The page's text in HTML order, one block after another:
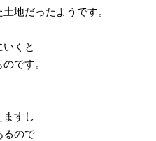
地だったようです。
くと
です。
ますし
るので